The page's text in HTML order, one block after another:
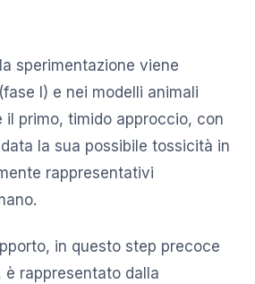
sperimentazione viene
I) e nei modelli animali
il primo, timido approccio, con
la sua possibile tossicità in
rappresentativi
in questo step precoce
è rappresentato dalla